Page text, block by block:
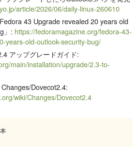
article/2026/06/daily-linux-260610
43 Upgrade revealed 20 years old
」: https://fedoramagazine.org/fedora-43-
years-old-outlook-security-bug/
アップグレードガイド:
main/installation/upgrade/2.3-to-
Dovecot2.4:
wiki/Changes/Dovecot2.4